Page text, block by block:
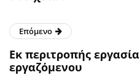
Επόμενο
Εκ περιτροπής
εργαζόμενου